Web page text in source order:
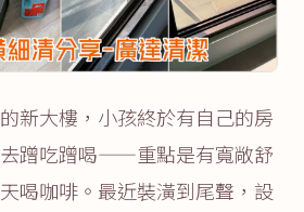
新大樓，小孩終於有自己的房
蹭吃蹭喝——重點是有寬敞舒
喝咖啡。最近裝潢到尾聲，設